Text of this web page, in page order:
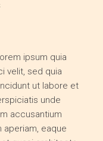
ipsum quia
velit, sed quia
ut labore et
unde
accusantium
aperiam, eaque